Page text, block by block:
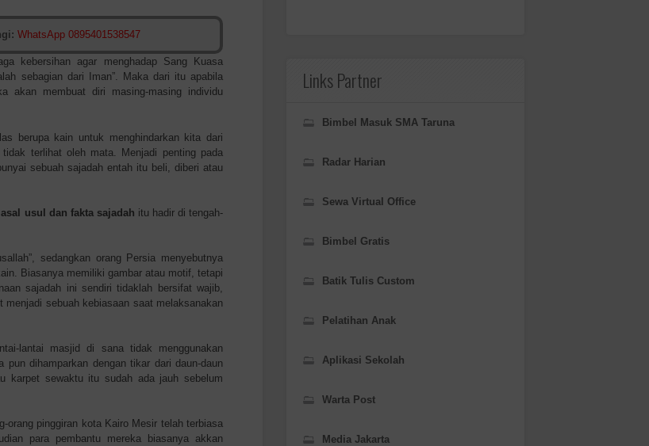
WhatsApp 0895401538547
kebersihan agar menghadap Sang Kuasa
sebagian dari Iman”. Maka dari itu apabila
akan membuat diri masing-masing individu
berupa kain untuk menghindarkan kita dari
terlihat oleh mata. Menjadi penting pada
sebuah sajadah entah itu beli, diberi atau
usul dan fakta sajadah itu hadir di tengah-
sedangkan orang Persia menyebutnya
Biasanya memiliki gambar atau motif, tetapi
sajadah ini sendiri tidaklah bersifat wajib,
sebuah kebiasaan saat melaksanakan
lantai masjid di sana tidak menggunakan
dihamparkan dengan tikar dari daun-daun
karpet sewaktu itu sudah ada jauh sebelum
orang pinggiran kota Kairo Mesir telah terbiasa
para pembantu mereka biasanya akkan
Links Partner
Bimbel Masuk SMA Taruna
Radar Harian
Sewa Virtual Office
Bimbel Gratis
Batik Tulis Custom
Pelatihan Anak
Aplikasi Sekolah
Warta Post
Media Jakarta